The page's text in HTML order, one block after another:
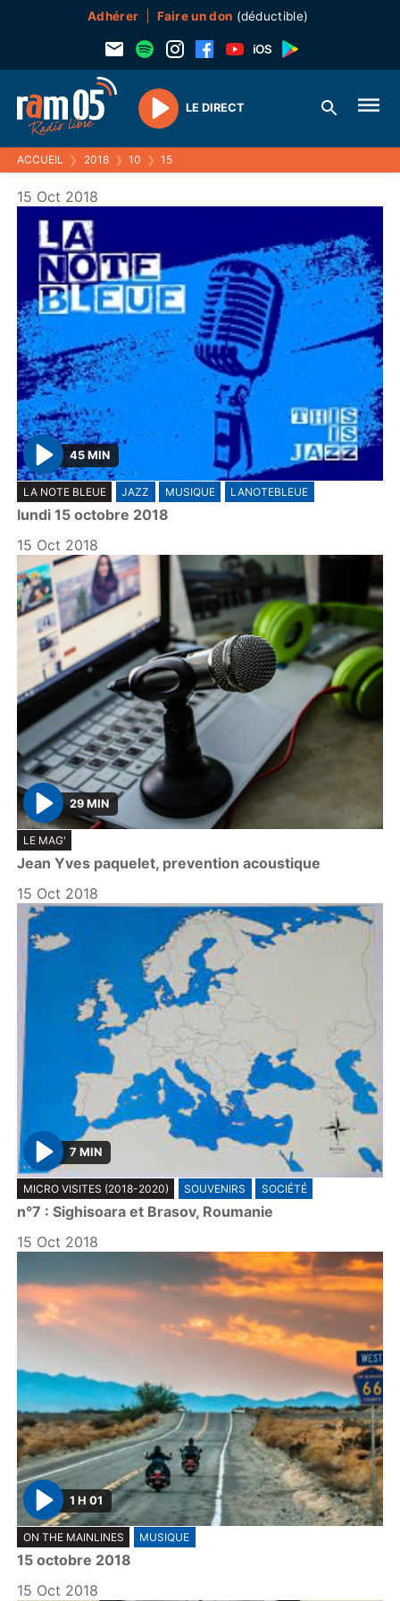
Adhérer Faire un don (déductible)
Play
LE DIRECT
ACCUEIL ❯ 2018 ❯ 10 ❯ 15
15 Oct 2018
P
l
a
y
45 MIN
LA NOTE BLEUE JAZZ MUSIQUE LANOTEBLEUE
lundi 15 octobre 2018
15 Oct 2018
P
l
a
y
29 MIN
LE MAG'
Jean Yves paquelet, prevention acoustique
15 Oct 2018
P
l
a
y
7 MIN
MICRO VISITES (2018-2020) SOUVENIRS SOCIÉTÉ
n°7 : Sighisoara et Brasov, Roumanie
15 Oct 2018
P
l
a
y
1 H 01
ON THE MAINLINES MUSIQUE
15 octobre 2018
15 Oct 2018